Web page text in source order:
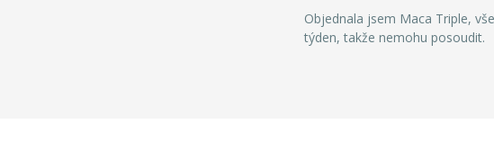
Objednala jsem Maca Triple,
týden, takže nemohu posoudit.